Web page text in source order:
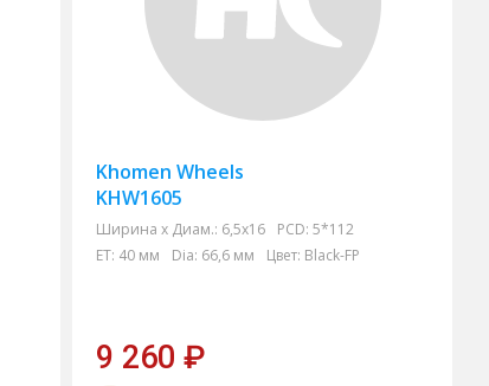
Khomen Wheels
KHW1605
Ширина х Диам.: 6,5x16 PCD: 5*112
ET: 40 мм Dia: 66,6 мм Цвет: Black-FP
9 260₽